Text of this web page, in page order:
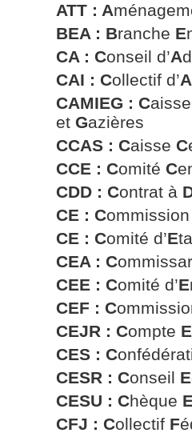
ATT : A
BEA : Branche E
CA : Conseil d’A
CAI : Collectif d’A
CAMIEG : Caisse
et Gazières
CCAS : Caisse C
CCE : Comité C
CDD : Contrat à
CE : Commission
CE : Comité d’E
CEA : C
CEE : Comité d’E
CEF : C
CEJR : Compte E
CES : C
CESR : Conseil E
CESU : Chèque
CFJ : Collectif F